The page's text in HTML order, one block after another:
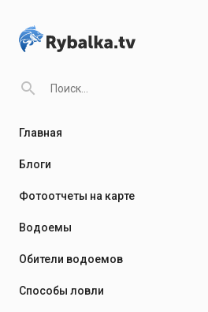
search
Главная
Блоги
Фотоотчеты на карте
Водоемы
Обители водоемов
Способы ловли